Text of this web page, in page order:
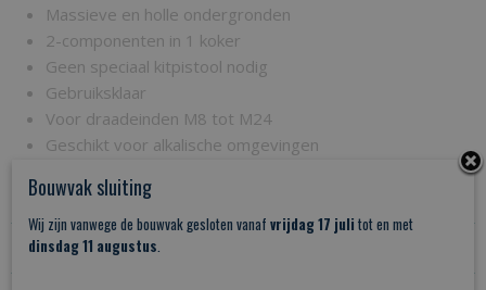
Massieve en holle ondergronden
2-componenten in 1 koker
Geen speciaal kitpistool nodig
Gebruiksklaar
Voor draadeinden M8 tot M24
Geschikt voor alkalische omgevingen
Spanningsvrije montage
Reacties
Bouwvak sluiting
Wij zijn vanwege de bouwvak gesloten vanaf vrijdag 17 juli tot en met
dinsdag 11 augustus.